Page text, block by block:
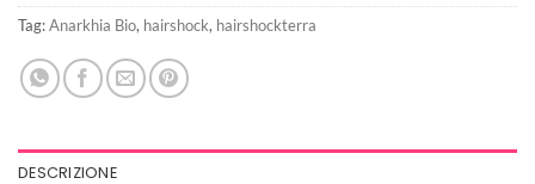
Tag:Anarkhia Bio, hairshock, hairshockterra
DESCRIZIONE